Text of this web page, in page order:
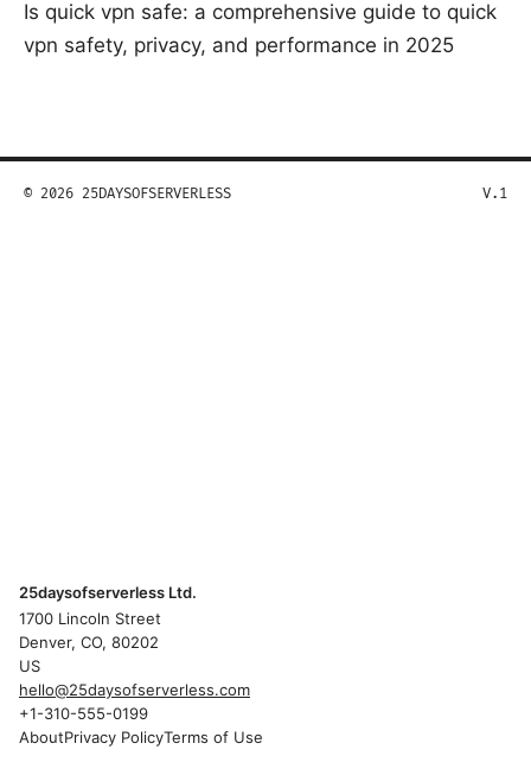
Is quick vpn safe: a comprehensive guide to quick
vpn safety, privacy, and performance in 2025
© 2026 25DAYSOFSERVERLESS V.1
25daysofserverless Ltd.
1700 Lincoln Street
Denver, CO, 80202
US
hello@25daysofserverless.com
+1-310-555-0199
AboutPrivacy PolicyTerms of Use